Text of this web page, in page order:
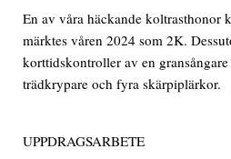
En av våra häckande koltrasthonor
märktes våren 2024 som 2K.
korttidskontroller av en gransångare
trädkrypare och fyra skärpiplärkor.
UPPDRAGSARBETE